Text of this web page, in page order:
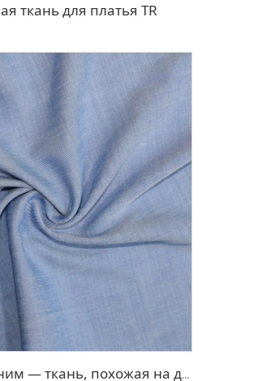
ткань для платья TR
Поли тенсел деним — ткань, похожая на джинсовую